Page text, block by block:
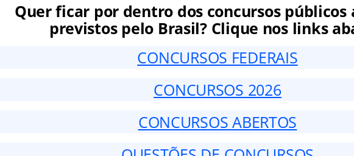
Quer ficar por dentro dos concursos públicos
previstos pelo Brasil? Clique nos links
CONCURSOS FEDERAIS
CONCURSOS 2026
CONCURSOS ABERTOS